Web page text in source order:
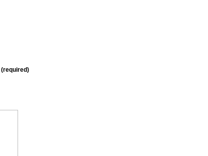
(required)